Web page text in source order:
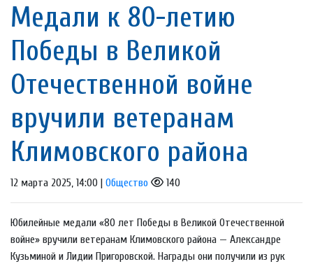
Медали к 80-летию
Победы в Великой
Отечественной войне
вручили ветеранам
Климовского района
12 марта 2025, 14:00 | Общество 140
Юбилейные медали «80 лет Победы в Великой Отечественной
войне» вручили ветеранам Климовского района — Александре
Кузьминой и Лидии Пригоровской. Награды они получили из рук